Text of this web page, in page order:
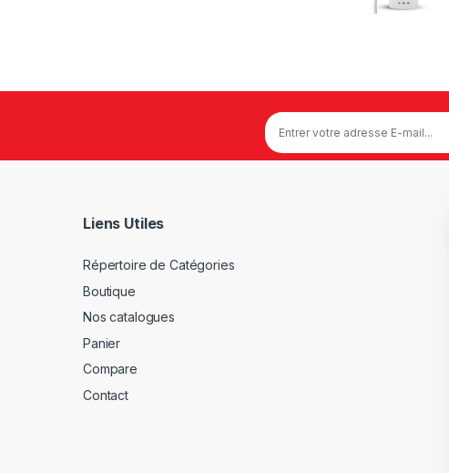
Liens Utiles
Répertoire de Catégories
Boutique
Nos catalogues
Panier
Compare
Contact